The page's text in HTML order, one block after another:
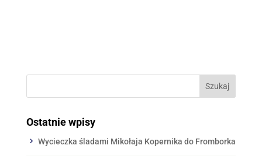
Ostatnie wpisy
Wycieczka śladami Mikołaja Kopernika do Fromborka